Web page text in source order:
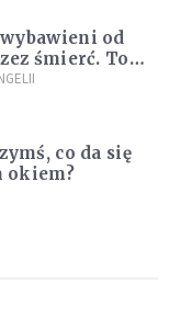
od
śmierć. To
tajemnic
co da się
okiem?